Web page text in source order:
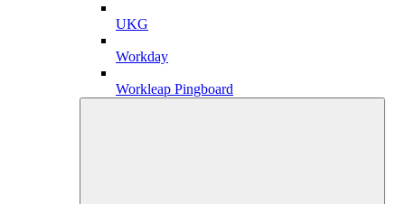
UKG
Workday
Workleap Pingboard